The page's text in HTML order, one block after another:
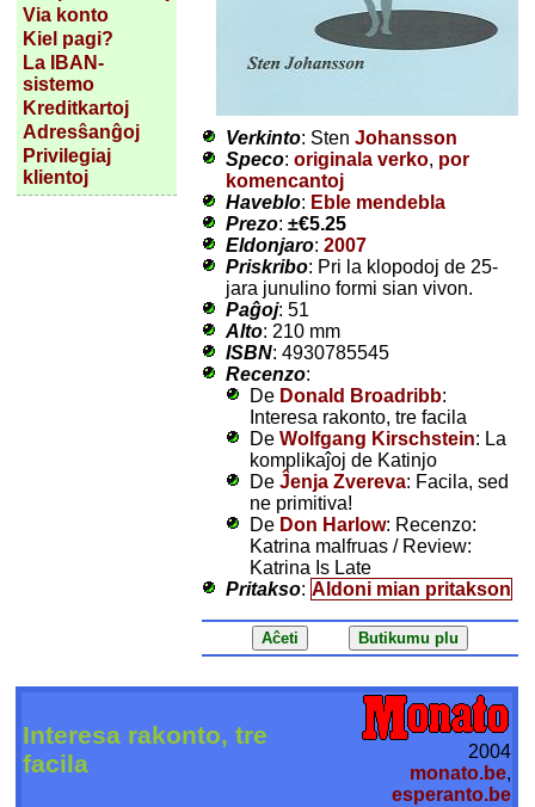
Via konto
Kiel pagi?
La IBAN-
sistemo
Kreditkartoj
Adresŝanĝoj
Privilegiaj
klientoj
Verkinto: Sten Johansson
Speco: originala verko, por
komencantoj
Haveblo: Eble mendebla
Prezo: ±€5.25
Eldonjaro: 2007
Priskribo: Pri la klopodoj de 25-
jara junulino formi sian vivon.
Paĝoj: 51
Alto: 210 mm
ISBN: 4930785545
Recenzo:
De Donald Broadribb:
Interesa rakonto, tre facila
De Wolfgang Kirschstein: La
komplikaĵoj de Katinjo
De Ĵenja Zvereva: Facila, sed
ne primitiva!
De Don Harlow: Recenzo:
Katrina malfruas / Review:
Katrina Is Late
Pritakso: Aldoni mian pritakson
Interesa rakonto, tre
facila
2004
monato.be,
esperanto.be